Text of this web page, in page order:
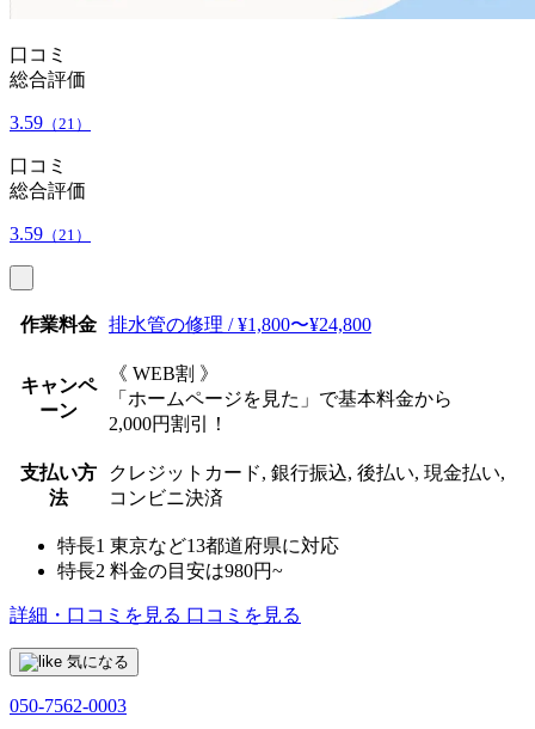
口コミ
総合評価
3.59 （21）
口コミ
総合評価
3.59 （21）
作業料金 排水管の修理 / ¥1,800〜¥24,800
キャンペ
ーン
《 WEB割 》
「ホームページを見た」で基本料金から
2,000円割引！
支払い方
法
クレジットカード, 銀行振込, 後払い, 現金払い,
コンビニ決済
特長1 東京など13都道府県に対応
特長2 料金の目安は980円~
詳細・口コミを見る 口コミを見る
気になる
050-7562-0003